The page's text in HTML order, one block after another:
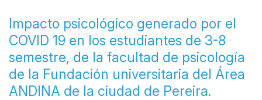
Impacto psicológico generado por el
COVID 19 en los estudiantes de 3-8
semestre, de la facultad de psicología
de la Fundación universitaria del Área
ANDINA de la ciudad de Pereira.